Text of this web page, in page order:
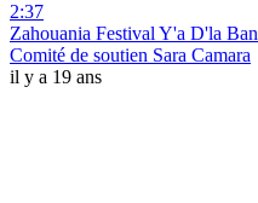
2:37
Zahouania Festival Y'a D'la
Comité de soutien Sara Camara
il y a 19 ans